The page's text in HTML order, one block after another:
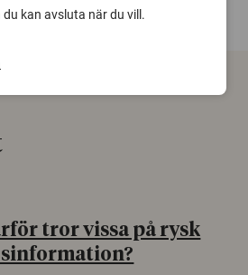
tror vissa på rysk
du kan avsluta när du vill.